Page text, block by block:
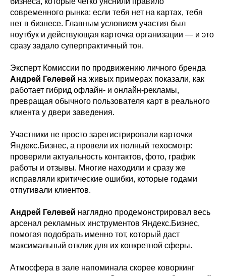
современного рынка: если тебя нет на картах, тебя
нет в бизнесе. Главным условием участия был
ноутбук и действующая карточка организации — и это
сразу задало суперпрактичный тон.
Эксперт Комиссии по продвижению личного бренда
Андрей Гелевей на живых примерах показали, как
работает гибрид офлайн- и онлайн-рекламы,
превращая обычного пользователя карт в реального
клиента у двери заведения.
Участники не просто зарегистрировали карточки
Яндекс.Бизнес, а провели их полный техосмотр:
проверили актуальность контактов, фото, график
работы и отзывы. Многие находили и сразу же
исправляли критические ошибки, которые годами
отпугивали клиентов.
Андрей Гелевей наглядно продемонстрировал весь
арсенал рекламных инструментов Яндекс.Бизнес,
помогая подобрать именно тот, который даст
максимальный отклик для их конкретной сферы.
Атмосфера в зале напоминала скорее коворкинг